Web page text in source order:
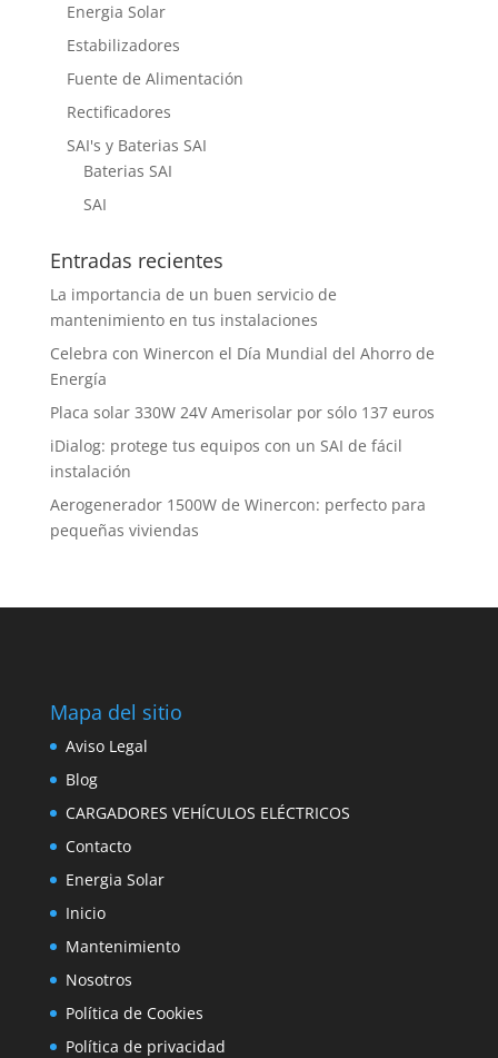
Energia Solar
Estabilizadores
Fuente de Alimentación
Rectificadores
SAI's y Baterias SAI
Baterias SAI
SAI
Entradas recientes
La importancia de un buen servicio de
mantenimiento en tus instalaciones
Celebra con Winercon el Día Mundial del Ahorro de
Energía
Placa solar 330W 24V Amerisolar por sólo 137 euros
iDialog: protege tus equipos con un SAI de fácil
instalación
Aerogenerador 1500W de Winercon: perfecto para
pequeñas viviendas
Mapa del sitio
Aviso Legal
Blog
CARGADORES VEHÍCULOS ELÉCTRICOS
Contacto
Energia Solar
Inicio
Mantenimiento
Nosotros
Política de Cookies
Política de privacidad